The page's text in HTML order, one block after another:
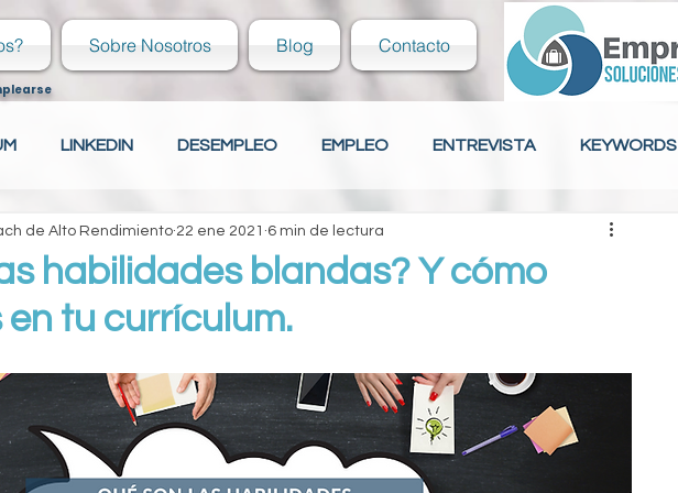
Sobre Nosotros Blog Contacto
LINKEDIN DESEMPLEO EMPLEO ENTREVISTA KEYWORDS
EGRESADO COVER LETTER HABILIDADES ACTITUD LABORAL
EGRESADO Tu comunidad
habilidades blandas? Y cómo
tu currículum.
de Alto Rendimiento 22 ene 2021 6 min de lectura